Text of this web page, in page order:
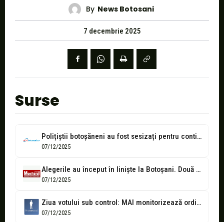
By News Botosani
7 decembrie 2025
Surse
Polițiștii botoșăneni au fost sesizați pentru continuarea propagandei electorale în comuna Mihai...
07/12/2025
Alegerile au început în liniște la Botoșani. Două sesizări în preziua votului...
07/12/2025
Ziua votului sub control: MAI monitorizează ordinea publică și securitatea secțiilor de...
07/12/2025